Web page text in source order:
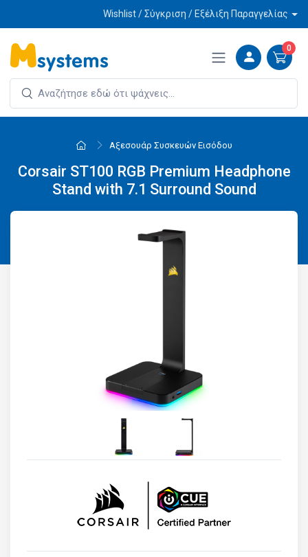
Wishlist / Σύγκριση / Εξέλιξη Παραγγελίας
0
Αξεσουάρ Συσκευών Εισόδου
Corsair ST100 RGB Premium Headphone
Stand with 7.1 Surround Sound